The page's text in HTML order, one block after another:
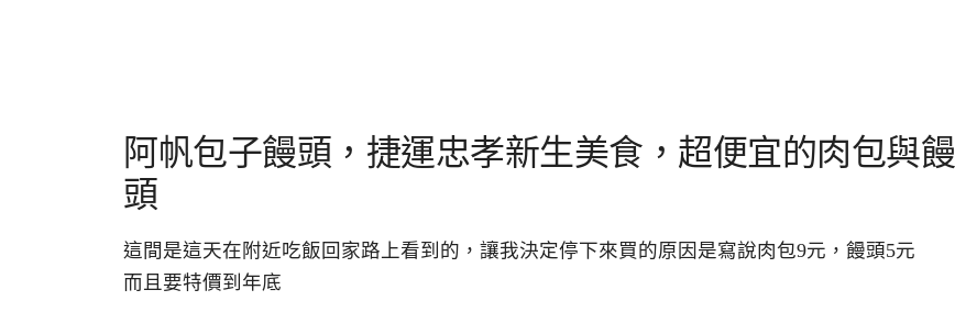
阿帆包子饅頭，捷運忠孝新生美食，超便宜的肉包與饅
頭
這間是這天在附近吃飯回家路上看到的，讓我決定停下來買的原因是寫說肉包9元，饅頭5元
而且要特價到年底